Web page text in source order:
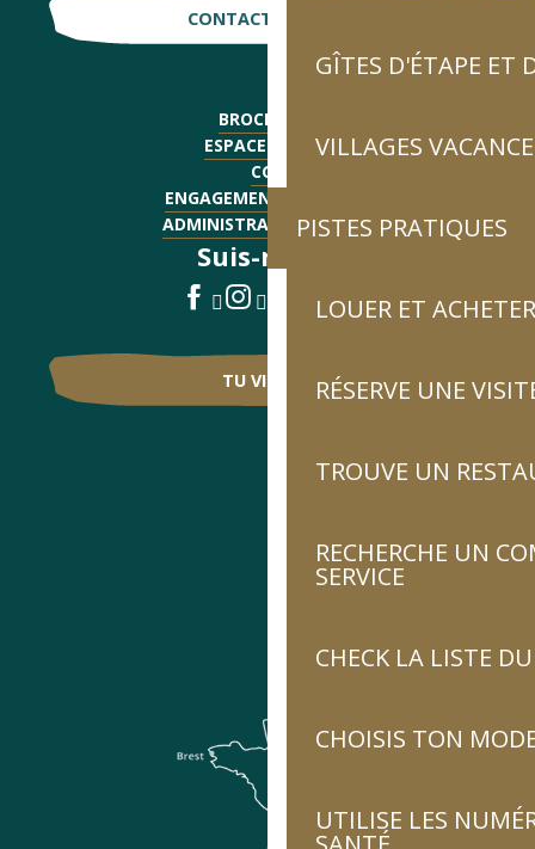
GÎTES D'ÉTAPE ET
VILLAGES
PISTES PRATIQUES
LOUER ET
RÉSERVE UNE
TROUVE UN
RECHERCHE UN
SERVICE
CHECK LA LISTE
CHOISIS TON
UTILISE LES
CONTACTE-NOUS !
BROCHURES
ESPACE PRESSE
CGV
ENGAGEMENTS QUALITÉ
ADMINISTRATIF - EMPLOI
Suis-nous !
TU VIENS ?